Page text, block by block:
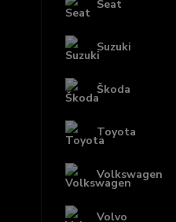
Seat
Suzuki
Škoda
Toyota
Volkswagen
Volvo